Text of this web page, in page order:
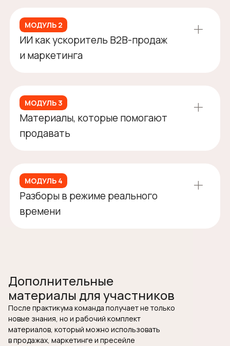
переупаковка ценности под клиента
Дополнительные
материалы для участников
После практикума команда получает не только
новые знания, но и рабочий комплект
материалов, который можно использовать
в продажах, маркетинге и пресейле